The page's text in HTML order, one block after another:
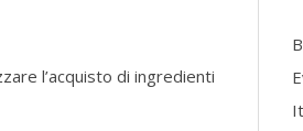
l’acquisto di ingredienti